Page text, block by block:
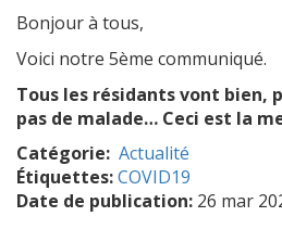
Bonjour à tous,
Voici notre 5ème communiqué.
Tous les résidants vont bien,
pas de malade… Ceci est la
Catégorie Actualité
Étiquettes:COVID19
Date de publication: 26 mar